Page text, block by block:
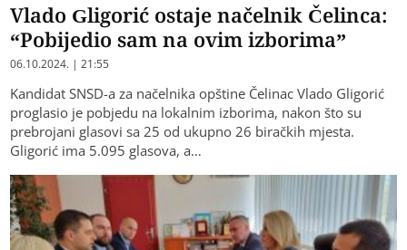
Vlado Gligorić ostaje načelnik Čelinca:
“Pobijedio sam na ovim izborima”
06.10.2024. | 21:55
Kandidat SNSD-a za načelnika opštine Čelinac Vlado Gligorić
proglasio je pobjedu na lokalnim izborima, nakon što su
prebrojani glasovi sa 25 od ukupno 26 biračkih mjesta.
Gligorić ima 5.095 glasova, a…